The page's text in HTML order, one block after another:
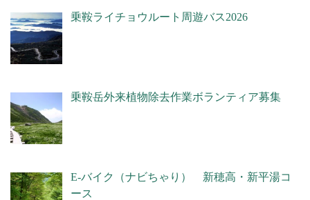
乗鞍ライチョウルート周遊バス2026
乗鞍岳外来植物除去作業ボランティア募集
E-バイク（ナビちゃり） 新穂高・新平湯コ
ース